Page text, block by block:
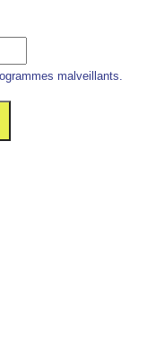
malveillants.